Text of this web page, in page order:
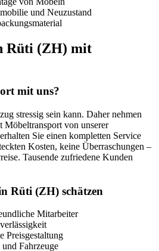
und Neuzustand
Rüti (ZH) mit
mit uns?
stressig sein kann. Daher nehmen
von unserer
Sie einen kompletten Service
Kosten, keine Überraschungen –
Tausende zufriedene Kunden
Rüti (ZH) schätzen
Mitarbeiter
Preisgestaltung
Fahrzeuge